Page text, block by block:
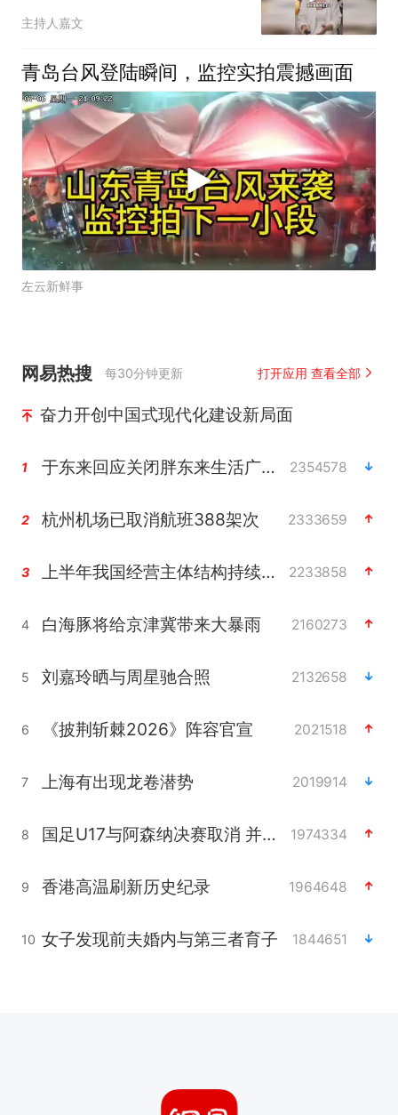
主持人嘉文
青岛台风登陆瞬间，监控实拍震撼画面
左云新鲜事
网易热搜 每30分钟更新 打开应用 查看全部
奋力开创中国式现代化建设新局面
1 于东来回应关闭胖东来生活广场店 2354578
2 杭州机场已取消航班388架次 2333659
3 上半年我国经营主体结构持续优化 2233858
4 白海豚将给京津冀带来大暴雨 2160273
5 刘嘉玲晒与周星驰合照 2132658
6 《披荆斩棘2026》阵容官宣 2021518
7 上海有出现龙卷潜势 2019914
8 国足U17与阿森纳决赛取消 并列冠军 1974334
9 香港高温刷新历史纪录 1964648
10 女子发现前夫婚内与第三者育子 1844651